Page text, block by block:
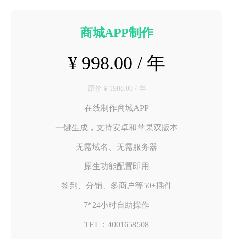
商城APP制作
¥ 998.00 / 年
原价 ¥ 1988.00 / 年
在线制作商城APP
一键生成，支持安卓和苹果双版本
无需域名、无需服务器
原生功能配置即用
签到、分销、多商户等50+插件
7*24小时自助操作
TEL：4001658508